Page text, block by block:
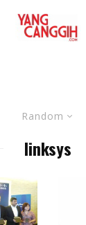
Random
linksys